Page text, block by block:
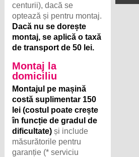
centurii), dacă se
optează și pentru montaj.
Dacă nu se dorește
montaj, se aplică o taxă
de transport de 50 lei.
Montaj la
domiciliu
Montajul pe mașină
costă suplimentar 150
lei (costul poate crește
în funcție de gradul de
dificultate) și include
măsurătorile pentru
garanție (* serviciu